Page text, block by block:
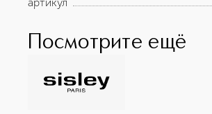
Посмотрите ещё